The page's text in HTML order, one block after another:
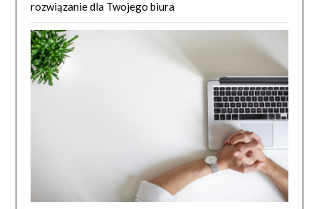
rozwiązanie dla Twojego biura